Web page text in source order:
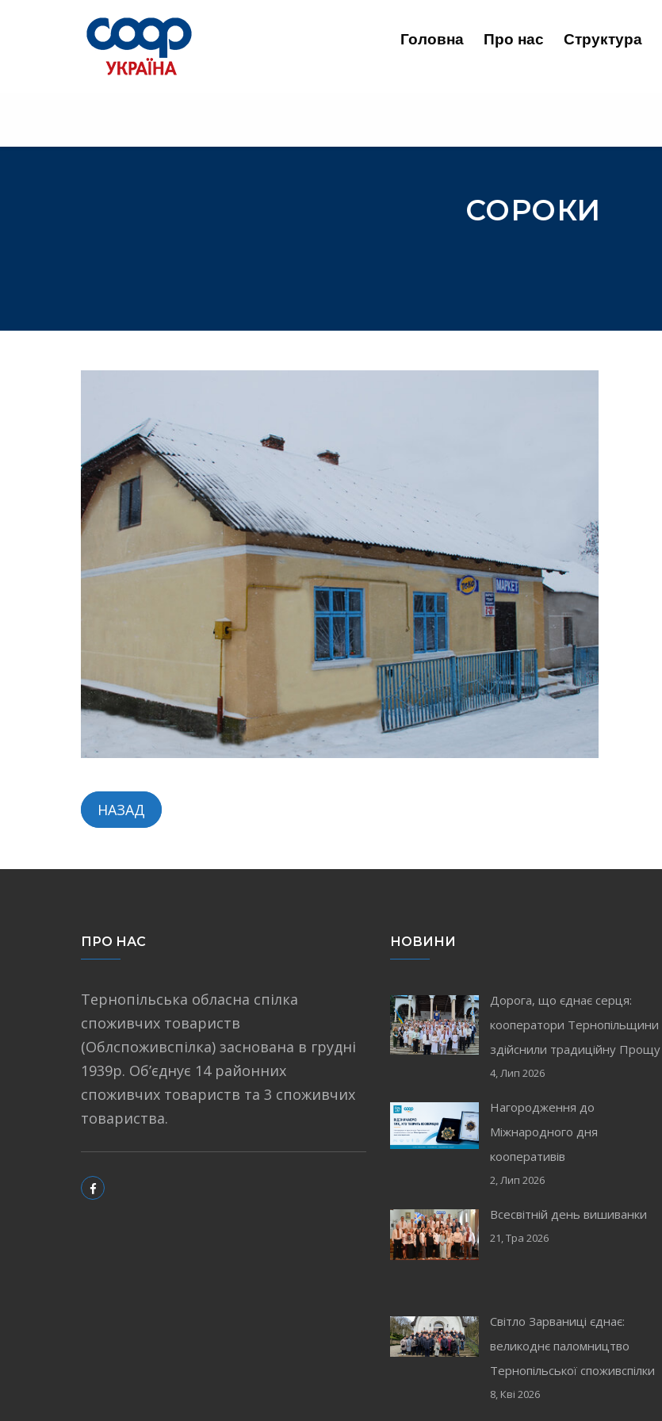
Головна Про нас Структура
СОРОКИ
НАЗАД
ПРО НАС
Тернопільська обласна спілка
споживчих товариств
(Облспоживспілка) заснована в грудні
1939р. Об’єднує 14 районних
споживчих товариств та 3 споживчих
товариства.
НОВИНИ
Дорога, що єднає серця:
кооператори Тернопільщини
здійснили традиційну Прощу
4, Лип 2026
Нагородження до
Міжнародного дня
кооперативів
2, Лип 2026
Всесвітній день вишиванки
21, Тра 2026
Світло Зарваниці єднає:
великоднє паломництво
Тернопільської споживспілки
8, Кві 2026